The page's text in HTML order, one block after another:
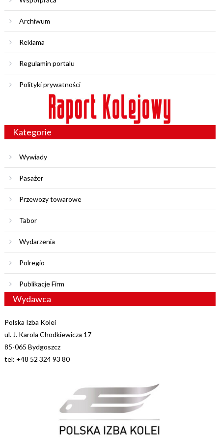
Archiwum
Reklama
Regulamin portalu
Polityki prywatności
Kategorie
Wywiady
Pasażer
Przewozy towarowe
Tabor
Wydarzenia
Polregio
Publikacje Firm
Wydawca
Polska Izba Kolei
ul. J. Karola Chodkiewicza 17
85-065 Bydgoszcz
tel: +48 52 324 93 80